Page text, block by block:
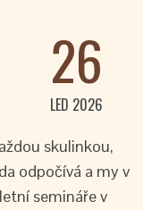
26
LED 2026
skulinkou,
odpočívá a my v
semináře v